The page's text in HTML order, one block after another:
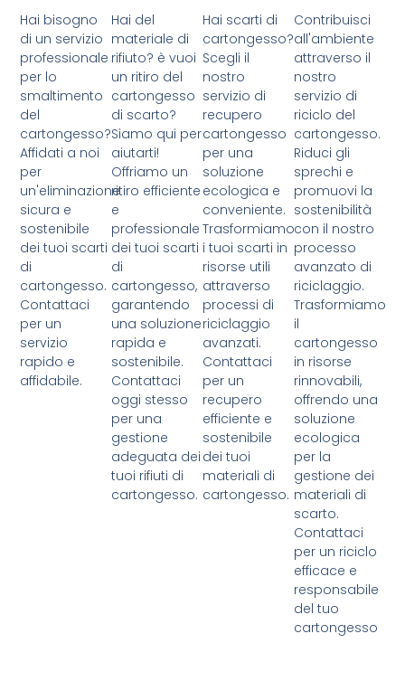
Hai bisogno
di un servizio
professionale
per lo
smaltimento
del
cartongesso?
Affidati a noi
per
un'eliminazione
sicura e
sostenibile
dei tuoi scarti
di
cartongesso.
Contattaci
per un
servizio
rapido e
affidabile.
Hai del
materiale di
rifiuto? è vuoi
un ritiro del
cartongesso
di scarto?
Siamo qui per
aiutarti!
Offriamo un
ritiro efficiente
e
professionale
dei tuoi scarti
di
cartongesso,
garantendo
una soluzione
rapida e
sostenibile.
Contattaci
oggi stesso
per una
gestione
adeguata dei
tuoi rifiuti di
cartongesso.
Hai scarti di
cartongesso?
Scegli il
nostro
servizio di
recupero
cartongesso
per una
soluzione
ecologica e
conveniente.
Trasformiamo
i tuoi scarti in
risorse utili
attraverso
processi di
riciclaggio
avanzati.
Contattaci
per un
recupero
efficiente e
sostenibile
dei tuoi
materiali di
cartongesso.
Contribuisci
all'ambiente
attraverso il
nostro
servizio di
riciclo del
cartongesso.
Riduci gli
sprechi e
promuovi la
sostenibilità
con il nostro
processo
avanzato di
riciclaggio.
Trasformiamo
il
cartongesso
in risorse
rinnovabili,
offrendo una
soluzione
ecologica
per la
gestione dei
materiali di
scarto.
Contattaci
per un riciclo
efficace e
responsabile
del tuo
cartongesso